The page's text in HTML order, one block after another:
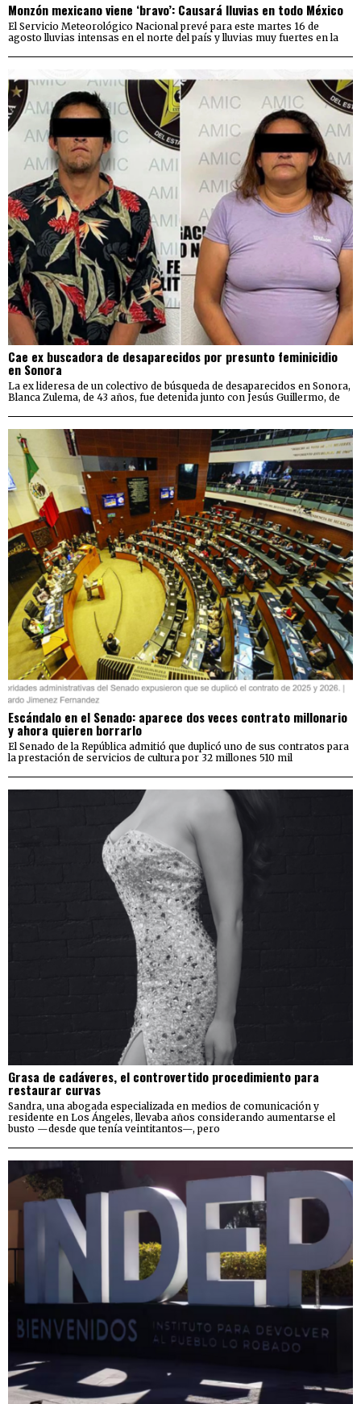
Monzón mexicano viene ‘bravo’: Causará lluvias en todo México
El Servicio Meteorológico Nacional prevé para este martes 16 de
agosto lluvias intensas en el norte del país y lluvias muy fuertes en la
Cae ex buscadora de desaparecidos por presunto feminicidio
en Sonora
La ex lideresa de un colectivo de búsqueda de desaparecidos en Sonora,
Blanca Zulema, de 43 años, fue detenida junto con Jesús Guillermo, de
Escándalo en el Senado: aparece dos veces contrato millonario
y ahora quieren borrarlo
El Senado de la República admitió que duplicó uno de sus contratos para
la prestación de servicios de cultura por 32 millones 510 mil
Grasa de cadáveres, el controvertido procedimiento para
restaurar curvas
Sandra, una abogada especializada en medios de comunicación y
residente en Los Ángeles, llevaba años considerando aumentarse el
busto —desde que tenía veintitantos—, pero